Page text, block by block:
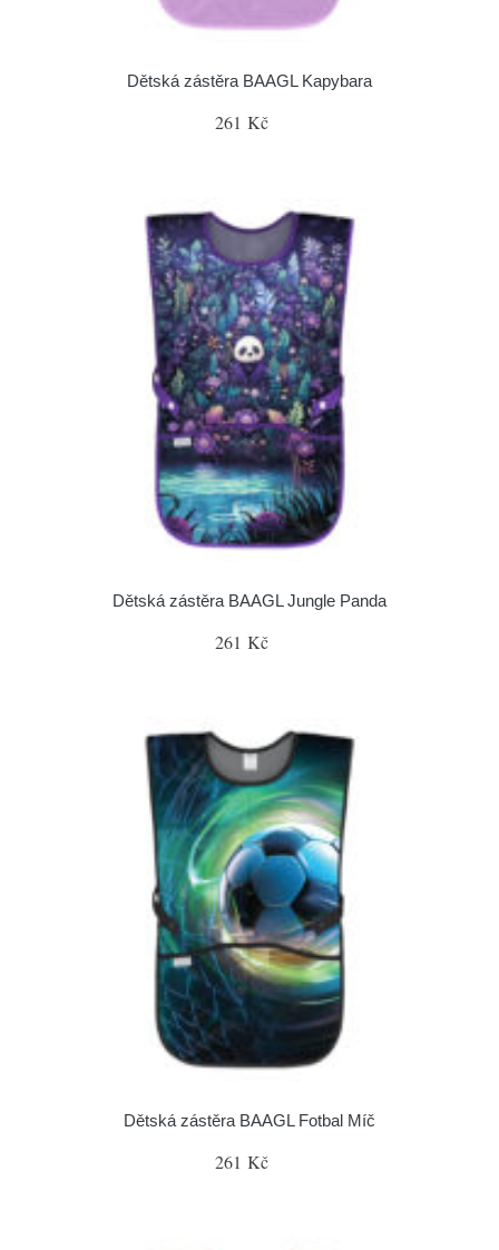
Dětská zástěra BAAGL Kapybara
261 Kč
Dětská zástěra BAAGL Jungle Panda
261 Kč
Dětská zástěra BAAGL Fotbal Míč
261 Kč